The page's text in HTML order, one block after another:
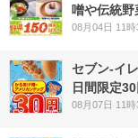
噌や伝統
08月04日 11時
セブン‐イ
日間限定
08月07日 11時